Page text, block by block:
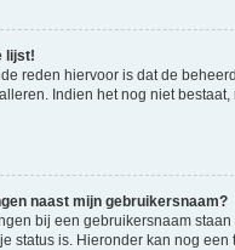
lijst!
reden hiervoor is dat de
Indien het nog niet
naast mijn gebruikersnaam?
bij een gebruikersnaam
status is. Hieronder kan nog